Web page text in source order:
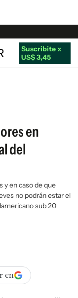
Suscribite x
US$ 3,45
en
del
y en caso de que
no podrán estar el
sub 20
en